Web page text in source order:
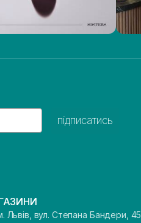
підписатись
Львів, вул. Степана Бандери, 45